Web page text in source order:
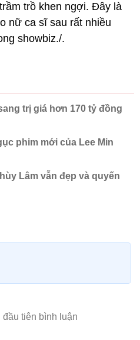
trồ khen ngợi. Đây là
nữ ca sĩ sau rất nhiều
showbiz./.
trị giá hơn 170 tỷ đồng
phim mới của Lee Min
Lâm vẫn đẹp và quyến